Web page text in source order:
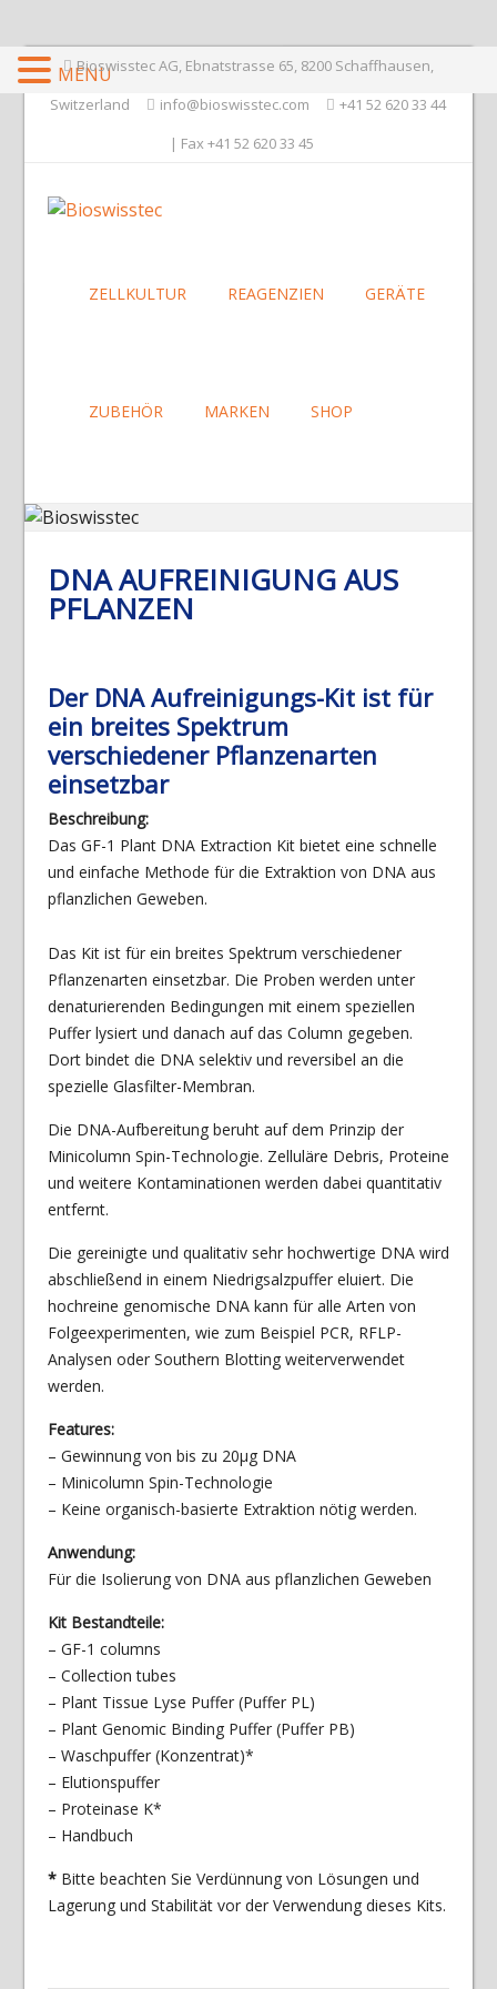
Bioswisstec AG, Ebnatstrasse 65, 8200 Schaffhausen,
Switzerland
info@bioswisstec.com
+41 52 620 33 44
| Fax +41 52 620 33 45
ZELLKULTUR REAGENZIEN GERÄTE
ZUBEHÖR MARKEN SHOP
DNA AUFREINIGUNG AUS
PFLANZEN
Der DNA Aufreinigungs-Kit ist für
ein breites Spektrum
verschiedener Pflanzenarten
einsetzbar
Beschreibung:
Das GF-1 Plant DNA Extraction Kit bietet eine schnelle
und einfache Methode für die Extraktion von DNA aus
pflanzlichen Geweben.
Das Kit ist für ein breites Spektrum verschiedener
Pflanzenarten einsetzbar. Die Proben werden unter
denaturierenden Bedingungen mit einem speziellen
Puffer lysiert und danach auf das Column gegeben.
Dort bindet die DNA selektiv und reversibel an die
spezielle Glasfilter-Membran.
Die DNA-Aufbereitung beruht auf dem Prinzip der
Minicolumn Spin-Technologie. Zelluläre Debris, Proteine
und weitere Kontaminationen werden dabei quantitativ
entfernt.
Die gereinigte und qualitativ sehr hochwertige DNA wird
abschließend in einem Niedrigsalzpuffer eluiert. Die
hochreine genomische DNA kann für alle Arten von
Folgeexperimenten, wie zum Beispiel PCR, RFLP-
Analysen oder Southern Blotting weiterverwendet
werden.
Features:
– Gewinnung von bis zu 20µg DNA
– Minicolumn Spin-Technologie
– Keine organisch-basierte Extraktion nötig werden.
Anwendung:
Für die Isolierung von DNA aus pflanzlichen Geweben
Kit Bestandteile:
– GF-1 columns
– Collection tubes
– Plant Tissue Lyse Puffer (Puffer PL)
– Plant Genomic Binding Puffer (Puffer PB)
– Waschpuffer (Konzentrat)*
– Elutionspuffer
– Proteinase K*
– Handbuch
*Bitte beachten Sie Verdünnung von Lösungen und
Lagerung und Stabilität vor der Verwendung dieses Kits.
MENU